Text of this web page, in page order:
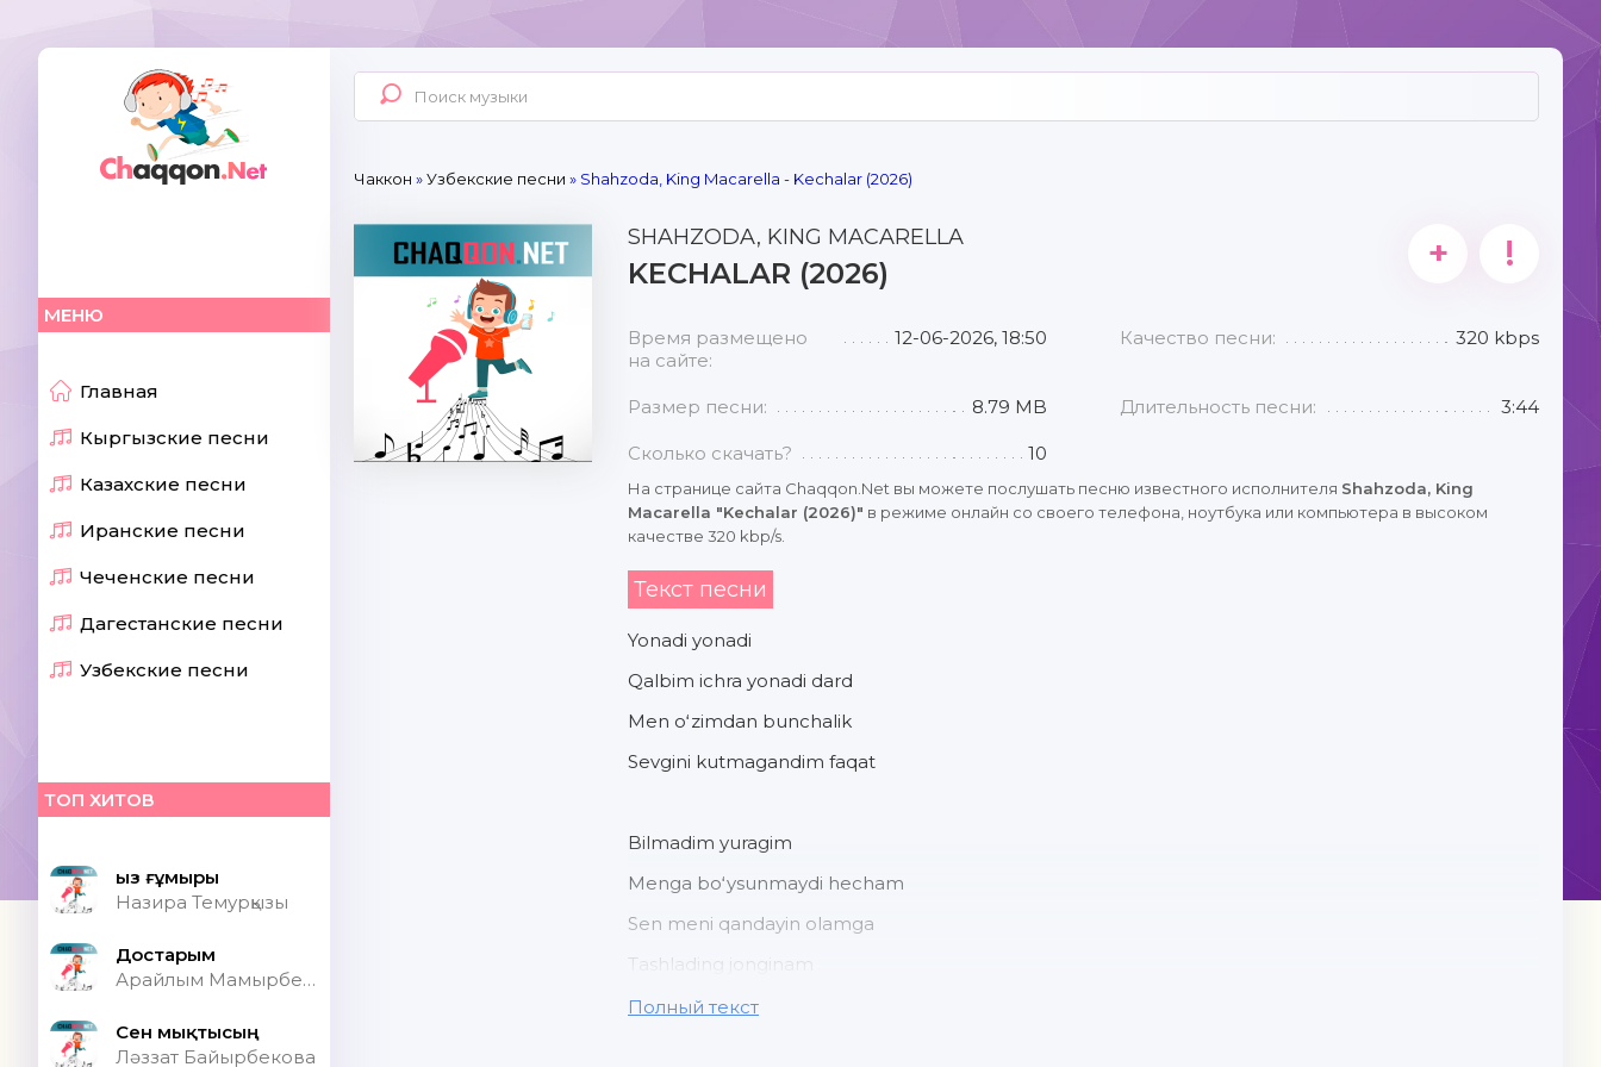
МЕНЮ
Главная
Кыргызские песни
Казахские песни
Иранские песни
Чеченские песни
Дагестанские песни
Узбекские песни
ТОП ХИТОВ
Қыз ғұмыры
Назира Темурқызы
Достарым
Арайлым Мамырбекқызы
Сен мықтысың
Ләззат Байырбекова
Чаккон »Узбекские песни » Shahzoda, King Macarella - Kechalar (2026)
SHAHZODA, KING MACARELLA
KECHALAR (2026) + !
Время размещено
на сайте:
12-06-2026, 18:50 Качество песни: 320 kbps
Размер песни: 8.79 MB Длительность песни: 3:44
Сколько скачать? 10
На странице сайта Chaqqon.Net вы можете послушать песню известного исполнителя Shahzoda, King
Macarella "Kechalar (2026)" в режиме онлайн со своего телефона, ноутбука или компьютера в высоком
качестве 320 kbp/s.
Текст песни
Yonadi yonadi
Qalbim ichra yonadi dard
Men oʻzimdan bunchalik
Sevgini kutmagandim faqat
Bilmadim yuragim
Menga boʻysunmaydi hecham
Sen meni qandayin olamga
Tashlading jonginam
Полный текст